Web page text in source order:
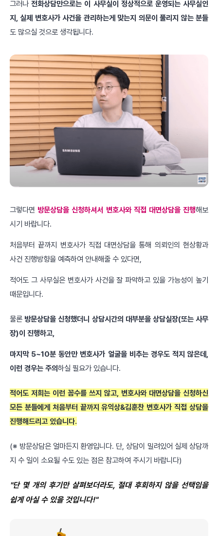
그러나전화상담만으로는 이 사무실이 정상적으로 운영되는 사무실인
지, 실제 변호사가 사건을 관리하는게 맞는지 의문이 풀리지 않는 분들
도 많으실 것으로 생각됩니다.
그렇다면 방문상담을 신청하셔서 변호사와 직접 대면상담을 진행해보
시기 바랍니다.
처음부터 끝까지 변호사가 직접 대면상담을 통해 의뢰인의 현상황과
사건 진행방향을 예측하여 안내해줄 수 있다면,
적어도 그 사무실은 변호사가 사건을 잘 파악하고 있을 가능성이 높기
때문입니다.
물론 방문상담을 신청했더니 상담시간의 대부분을 상담실장(또는 사무
장)이 진행하고,
마지막 5~10분 동안만 변호사가 얼굴을 비추는 경우도 적지 않은데,
이런 경우는 주의하실 필요가 있습니다.
적어도 저희는 이런 꼼수를 쓰지 않고, 변호사와 대면상담을 신청하신
모든 분들에게 처음부터 끝까지 유익상&김훈찬 변호사가 직접 상담을
진행해드리고 있습니다.
(※ 방문상담은 얼마든지 환영입니다. 단, 상담이 밀려있어 실제 상담까
지 수 일이 소요될 수도 있는 점은 참고하여 주시기 바랍니다)
"단 몇 개의 후기만 살펴보더라도, 절대 후회하지 않을 선택임을
쉽게 아실 수 있을 것입니다!"